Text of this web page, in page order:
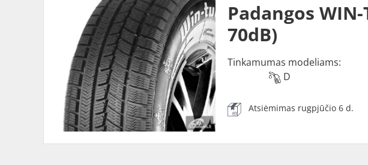
Padangos WIN-
70dB)
Tinkamumas modeliams:
D
Atsiėmimas rugpjūčio 6 d.